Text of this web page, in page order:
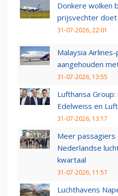
Donkere wolken
prijsvechter
31-07-2026, 22:01
Malaysia
aangehouden
31-07-2026, 13:55
Lufthansa Group:
Edelweiss en
31-07-2026, 13:17
Meer passagiers
Nederlandse
kwartaal
31-07-2026, 11:57
Luchthavens